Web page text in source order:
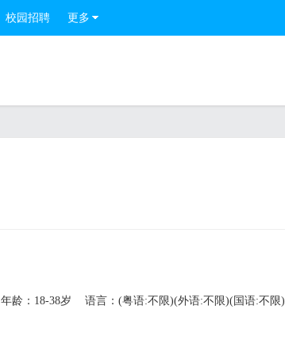
校园招聘 更多
年龄：18-38岁 语言：(粤语:不限)(外语:不限)(国语:不限)